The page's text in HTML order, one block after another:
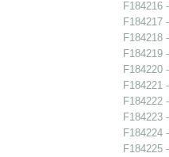
F184216
F184217
F184218
F184219
F184220
F184221
F184222
F184223
F184224
F184225